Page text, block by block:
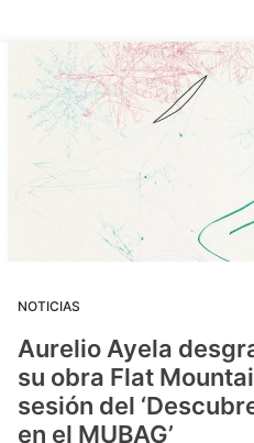
NOTICIAS
Aurelio Ayela
su obra Flat
sesión del
en el MUBAG’